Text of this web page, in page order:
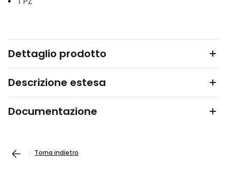
Dettaglio prodotto
Descrizione estesa
Documentazione
Torna indietro